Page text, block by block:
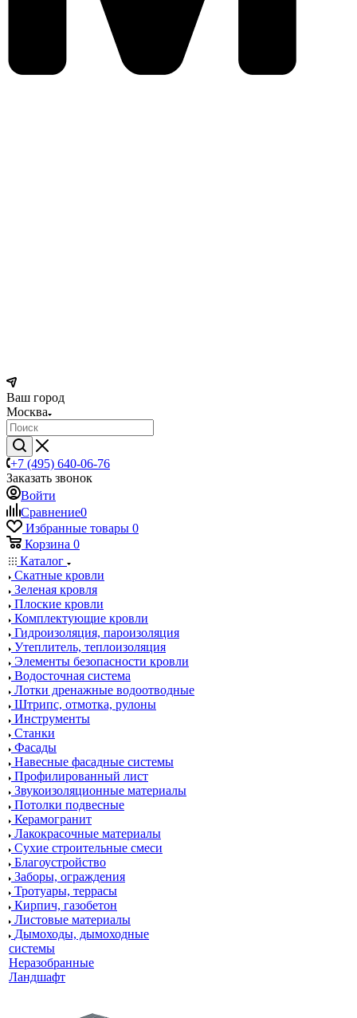
Ваш город
Москва
+7 (495) 640-06-76
Заказать звонок
Войти
Сравнение0
Избранные товары 0
Корзина 0
Каталог
Скатные кровли
Зеленая кровля
Плоские кровли
Комплектующие кровли
Гидроизоляция, пароизоляция
Утеплитель, теплоизоляция
Элементы безопасности кровли
Водосточная система
Лотки дренажные водоотводные
Штрипс, отмотка, рулоны
Инструменты
Станки
Фасады
Навесные фасадные системы
Профилированный лист
Звукоизоляционные материалы
Потолки подвесные
Керамогранит
Лакокрасочные материалы
Сухие строительные смеси
Благоустройство
Заборы, ограждения
Тротуары, террасы
Кирпич, газобетон
Листовые материалы
Дымоходы, дымоходные
системы
Неразобранные
Ландшафт